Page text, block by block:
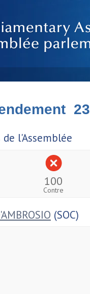
23
l'Assemblée
100
Contre
(SOC)